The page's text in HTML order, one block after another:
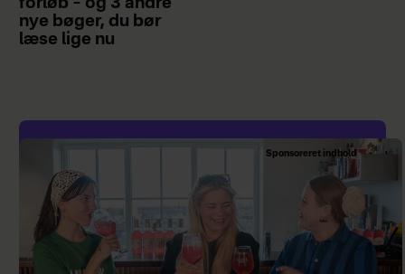
forløb – og 3 andre
nye bøger, du bør
læse lige nu
Sponsoreret indhold